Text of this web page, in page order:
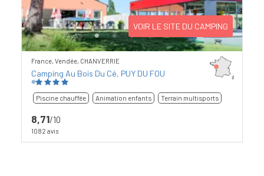
VOIR LE SITE DU CAMPING
France, Vendée, CHANVERRIE
Camping Au Bois Du Cé, PUY DU FOU
®
Piscine chauffée Animation enfants Terrain multisports
8,71/10
1082 avis